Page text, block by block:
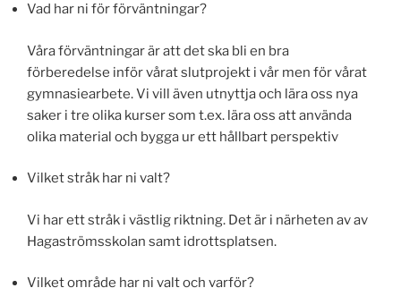
Vad har ni för förväntningar?
Våra förväntningar är att det ska bli en bra
förberedelse inför vårat slutprojekt i vår men för vårat
gymnasiearbete. Vi vill även utnyttja och lära oss nya
saker i tre olika kurser som t.ex. lära oss att använda
olika material och bygga ur ett hållbart perspektiv
Vilket stråk har ni valt?
Vi har ett stråk i västlig riktning. Det är i närheten av av
Hagaströmsskolan samt idrottsplatsen.
Vilket område har ni valt och varför?